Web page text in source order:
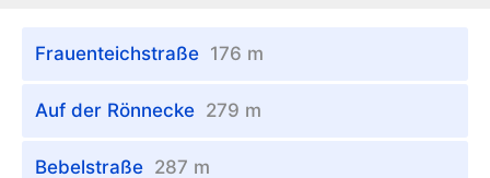
Frauenteichstraße 176 m
Auf der Rönnecke 279 m
Bebelstraße 287 m